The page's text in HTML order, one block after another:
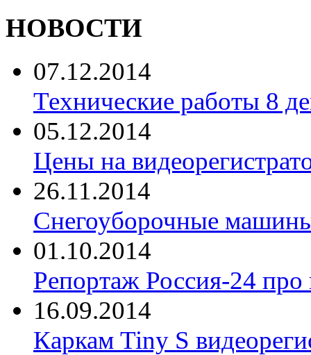
НОВОСТИ
07.12.2014
Технические работы 8
05.12.2014
Цены на
26.11.2014
Снегоуборочные машины
01.10.2014
Репортаж Россия-24 про
16.09.2014
Каркам Tiny S